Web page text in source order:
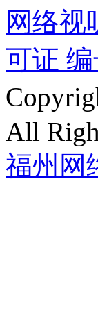
网络视
可证
All
福州网